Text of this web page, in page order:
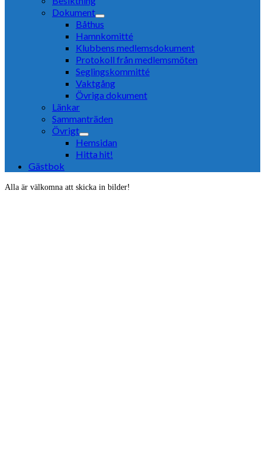
Dokument
Båthus
Hamnkomitté
Klubbens medlemsdokument
Protokoll från medlemsmöten
Seglingskommitté
Vaktgång
Övriga dokument
Länkar
Sammanträden
Övrigt
Hemsidan
Hitta hit!
Gästbok
Alla är välkomna att skicka in bilder!